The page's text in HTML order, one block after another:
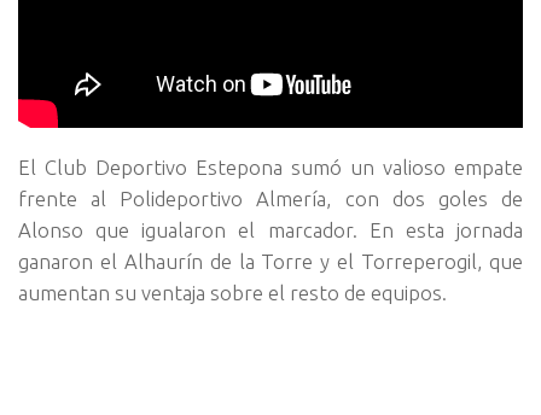
El Club Deportivo Estepona sumó un valioso empate
frente al Polideportivo Almería, con dos goles de
Alonso que igualaron el marcador. En esta jornada
ganaron el Alhaurín de la Torre y el Torreperogil, que
aumentan su ventaja sobre el resto de equipos.